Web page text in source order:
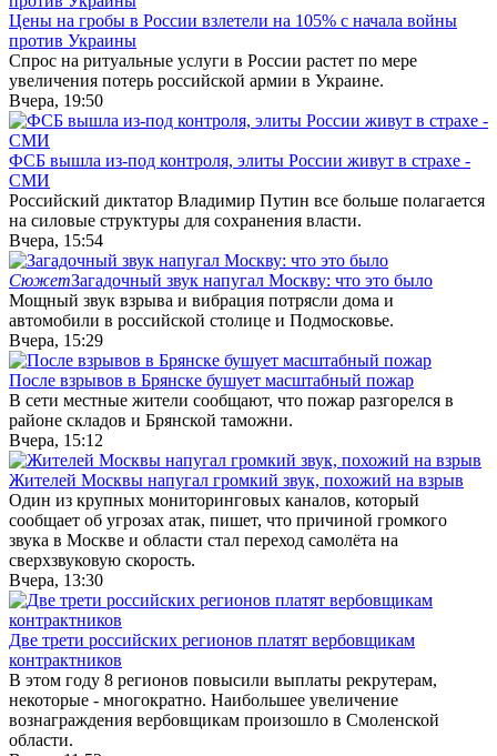
Цены на гробы в России взлетели на 105% с начала войны
против Украины
Спрос на ритуальные услуги в России растет по мере
увеличения потерь российской армии в Украине.
Вчера, 19:50
ФСБ вышла из-под контроля, элиты России живут в страхе -
СМИ
Российский диктатор Владимир Путин все больше полагается
на силовые структуры для сохранения власти.
Вчера, 15:54
СюжетЗагадочный звук напугал Москву: что это было
Мощный звук взрыва и вибрация потрясли дома и
автомобили в российской столице и Подмосковье.
Вчера, 15:29
После взрывов в Брянске бушует масштабный пожар
В сети местные жители сообщают, что пожар разгорелся в
районе складов и Брянской таможни.
Вчера, 15:12
Жителей Москвы напугал громкий звук, похожий на взрыв
Один из крупных мониторинговых каналов, который
сообщает об угрозах атак, пишет, что причиной громкого
звука в Москве и области стал переход самолёта на
сверхзвуковую скорость.
Вчера, 13:30
Две трети российских регионов платят вербовщикам
контрактников
В этом году 8 регионов повысили выплаты рекрутерам,
некоторые - многократно. Наибольшее увеличение
вознаграждения вербовщикам произошло в Смоленской
области.